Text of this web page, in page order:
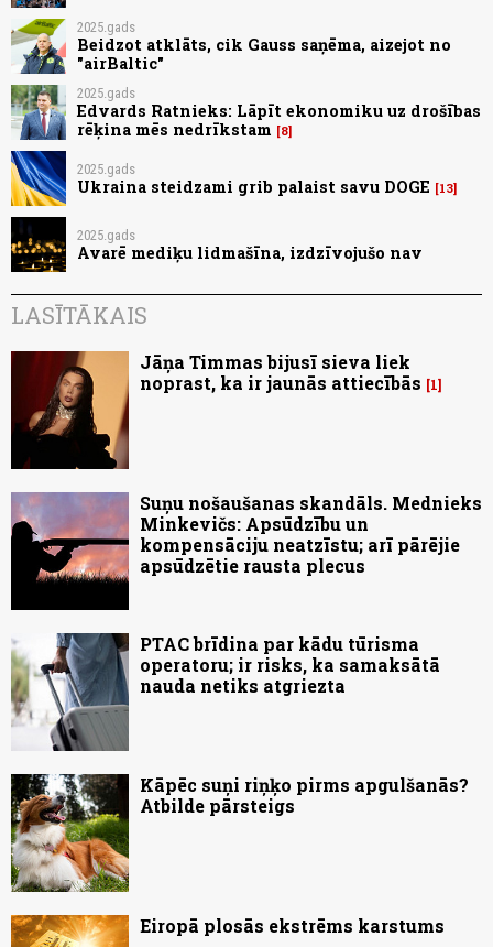
2025.gads
Beidzot atklāts, cik Gauss saņēma, aizejot no
"airBaltic"
2025.gads
Edvards Ratnieks: Lāpīt ekonomiku uz drošības
rēķina mēs nedrīkstam
8
2025.gads
Ukraina steidzami grib palaist savu DOGE 13
2025.gads
Avarē mediķu lidmašīna, izdzīvojušo nav
LASĪTĀKAIS
Jāņa Timmas bijusī sieva liek
noprast, ka ir jaunās attiecībās
1
Suņu nošaušanas skandāls. Mednieks
Minkevičs: Apsūdzību un
kompensāciju neatzīstu; arī pārējie
apsūdzētie rausta plecus
PTAC brīdina par kādu tūrisma
operatoru; ir risks, ka samaksātā
nauda netiks atgriezta
Kāpēc suņi riņķo pirms apgulšanās?
Atbilde pārsteigs
Eiropā plosās ekstrēms karstums